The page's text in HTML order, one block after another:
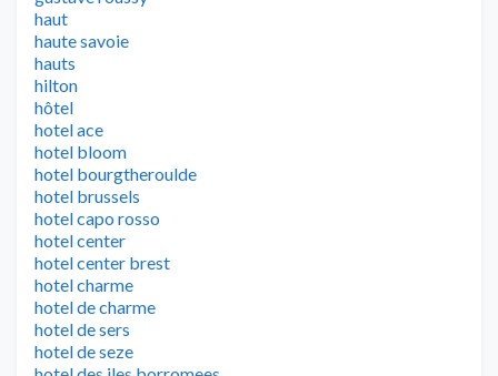
haut
haute savoie
hauts
hilton
hôtel
hotel ace
hotel bloom
hotel bourgtheroulde
hotel brussels
hotel capo rosso
hotel center
hotel center brest
hotel charme
hotel de charme
hotel de sers
hotel de seze